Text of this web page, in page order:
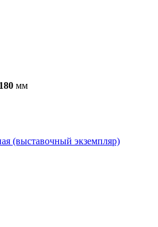
180 мм
(выставочный экземпляр)